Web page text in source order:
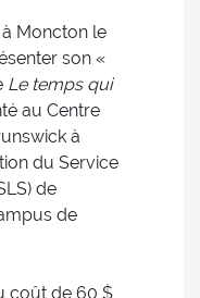
à Moncton le
son «
Le temps qui
au Centre
à
du Service
de
de
coût de 60 $